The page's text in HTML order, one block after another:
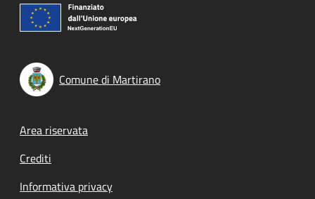
Comune di Martirano
Footer menu
Area riservata
Crediti
Informativa privacy